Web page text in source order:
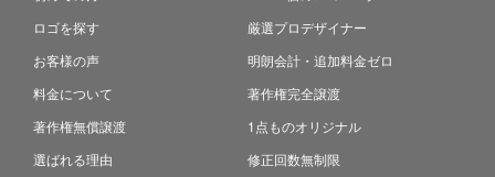
ロゴを探す
お客様の声
料金について
著作権無償譲渡
選ばれる理由
厳選プロデザイナー
明朗会計・追加料金ゼロ
著作権完全譲渡
1点ものオリジナル
修正回数無制限